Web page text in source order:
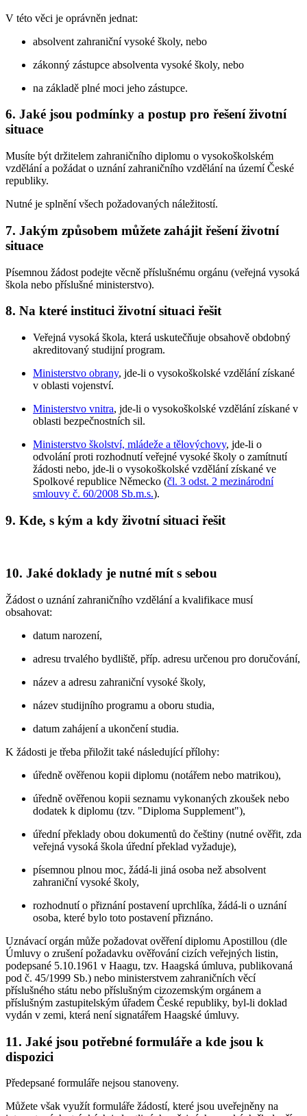
V této věci je oprávněn jednat:
absolvent zahraniční vysoké školy, nebo
zákonný zástupce absolventa vysoké školy, nebo
na základě plné moci jeho zástupce.
6. Jaké jsou podmínky a postup pro řešení životní
situace
Musíte být držitelem zahraničního diplomu o vysokoškolském
vzdělání a požádat o uznání zahraničního vzdělání na území České
republiky.
Nutné je splnění všech požadovaných náležitostí.
7. Jakým způsobem můžete zahájit řešení životní
situace
Písemnou žádost podejte věcně příslušnému orgánu (veřejná vysoká
škola nebo příslušné ministerstvo).
8. Na které instituci životní situaci řešit
Veřejná vysoká škola, která uskutečňuje obsahově obdobný
akreditovaný studijní program.
Ministerstvo obrany, jde-li o vysokoškolské vzdělání získané
v oblasti vojenství.
Ministerstvo vnitra, jde-li o vysokoškolské vzdělání získané v
oblasti bezpečnostních sil.
Ministerstvo školství, mládeže a tělovýchovy, jde-li o
odvolání proti rozhodnutí veřejné vysoké školy o zamítnutí
žádosti nebo, jde-li o vysokoškolské vzdělání získané ve
Spolkové republice Německo (čl. 3 odst. 2 mezinárodní
smlouvy č. 60/2008 Sb.m.s.).
9. Kde, s kým a kdy životní situaci řešit
10. Jaké doklady je nutné mít s sebou
Žádost o uznání zahraničního vzdělání a kvalifikace musí
obsahovat:
datum narození,
adresu trvalého bydliště, příp. adresu určenou pro doručování,
název a adresu zahraniční vysoké školy,
název studijního programu a oboru studia,
datum zahájení a ukončení studia.
K žádosti je třeba přiložit také následující přílohy:
úředně ověřenou kopii diplomu (notářem nebo matrikou),
úředně ověřenou kopii seznamu vykonaných zkoušek nebo
dodatek k diplomu (tzv. "Diploma Supplement"),
úřední překlady obou dokumentů do češtiny (nutné ověřit, zda
veřejná vysoká škola úřední překlad vyžaduje),
písemnou plnou moc, žádá-li jiná osoba než absolvent
zahraniční vysoké školy,
rozhodnutí o přiznání postavení uprchlíka, žádá-li o uznání
osoba, které bylo toto postavení přiznáno.
Uznávací orgán může požadovat ověření diplomu Apostillou (dle
Úmluvy o zrušení požadavku ověřování cizích veřejných listin,
podepsané 5.10.1961 v Haagu, tzv. Haagská úmluva, publikovaná
pod č. 45/1999 Sb.) nebo ministerstvem zahraničních věcí
příslušného státu nebo příslušným cizozemským orgánem a
příslušným zastupitelským úřadem České republiky, byl-li doklad
vydán v zemi, která není signatářem Haagské úmluvy.
11. Jaké jsou potřebné formuláře a kde jsou k
dispozici
Předepsané formuláře nejsou stanoveny.
Můžete však využít formuláře žádostí, které jsou uveřejněny na